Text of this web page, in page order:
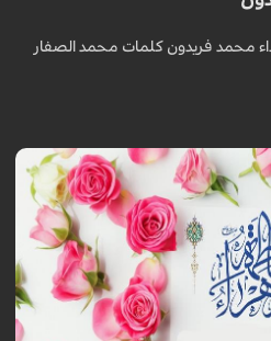
محمد فريدون كلمات محمد الصفار